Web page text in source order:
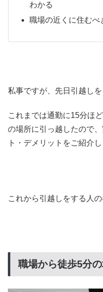
わかる
職場の近くに住むべ
私事ですが、先日引越しを
これまでは通勤に15分ほ
の場所に引っ越したので
ト・デメリットをご紹介し
これから引越しをする人
職場から徒歩5分